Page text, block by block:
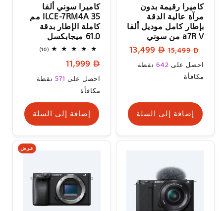
كاميرا رقيمة بدون
مرآة عالية الدقة
بإطار كامل موديل ألفا
a7R V من سوني
السعر
العادي
15,499
سعر
البيع
سعر
البيع
احصل على 642 نقطة
مكافأة
إضافة إلى السلة
كاميرا سوني ألفا
ILCE-7RM4A 35 مم
كاملة الإطار بدقة
61.0 ميجابكسل
(10)
10
السعر
العادي
السعر
العادي
احصل على 571 نقطة
مكافأة
إضافة إلى السلة
عرض